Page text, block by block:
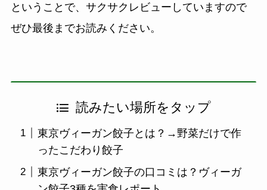
ということで、サクサクレビューしていますので
ぜひ最後までお読みください。
読みたい場所をタップ
東京ヴィーガン餃子とは？→野菜だけで作
ったこだわり餃子
東京ヴィーガン餃子の口コミは？ヴィーガ